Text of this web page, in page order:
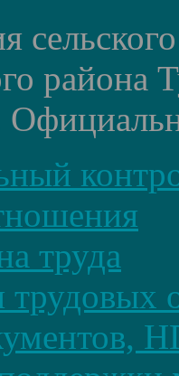
района
труда
трудовых